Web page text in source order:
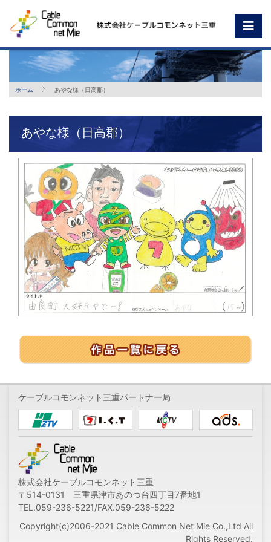
ホーム あやな様（日高郡）
あやな様（日高郡）
ケーブルコモンネット三重パートナー局
株式会社ケーブルコモンネット三重
〒514-0131 三重県津市あのつ台四丁目7番地1
TEL.059-236-5221/FAX.059-236-5222
Copyright(c)2006-2021 Cable Common Net Mie Co.,Ltd All
Rights Reserved.